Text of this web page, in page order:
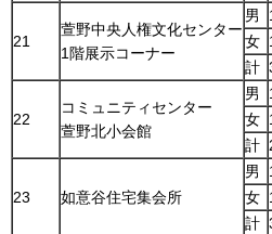
21
萱野中央人権文化センター
1階展示コーナー
男
女
計
22
コミュニティセンター
萱野北小会館
男
女
計
23 如意谷住宅集会所
男
女
計